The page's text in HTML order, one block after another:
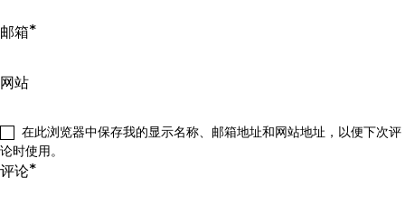
评论*
邮箱*
网站
在此浏览器中保存我的显示名称、邮箱地址和网站地址，以便下次评
论时使用。